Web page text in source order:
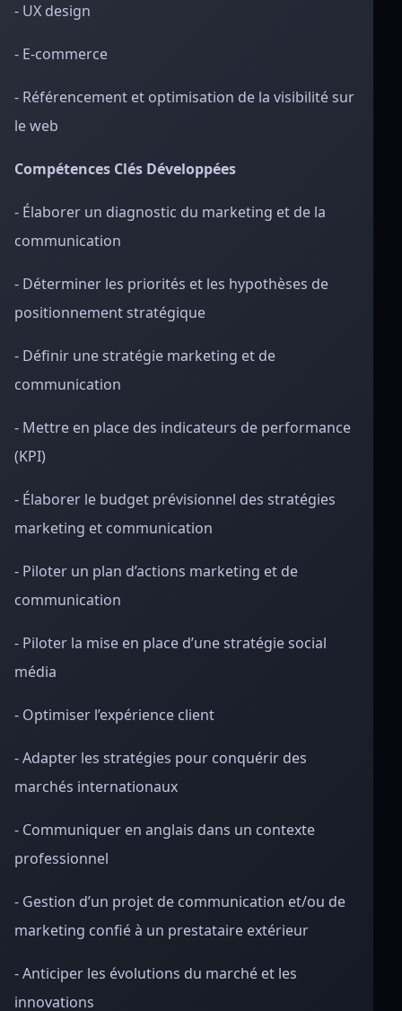
- UX design
- E-commerce
- Référencement et optimisation de la visibilité sur
le web
Compétences Clés Développées
- Élaborer un diagnostic du marketing et de la
communication
- Déterminer les priorités et les hypothèses de
positionnement stratégique
- Définir une stratégie marketing et de
communication
- Mettre en place des indicateurs de performance
(KPI)
- Élaborer le budget prévisionnel des stratégies
marketing et communication
- Piloter un plan d’actions marketing et de
communication
- Piloter la mise en place d’une stratégie social
média
- Optimiser l’expérience client
- Adapter les stratégies pour conquérir des
marchés internationaux
- Communiquer en anglais dans un contexte
professionnel
- Gestion d’un projet de communication et/ou de
marketing confié à un prestataire extérieur
- Anticiper les évolutions du marché et les
innovations